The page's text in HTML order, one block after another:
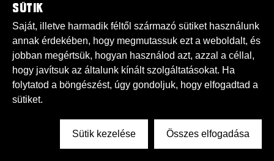
Sütik
Saját, illetve harmadik féltől származó sütiket használunk
annak érdekében, hogy megmutassuk ezt a weboldalt, és
jobban megértsük, hogyan használod azt, azzal a céllal,
hogy javítsuk az általunk kínált szolgáltatásokat. Ha
folytatod a böngészést, úgy gondoljuk, hogy elfogadtad a
sütiket.
Sütik kezelése Összes elfogadása